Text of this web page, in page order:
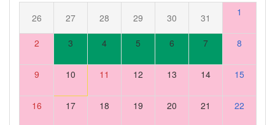
26 27 28 29 30 31 1
2 3 4 5 6 7 8
9 10 11 12 13 14 15
16 17 18 19 20 21 22